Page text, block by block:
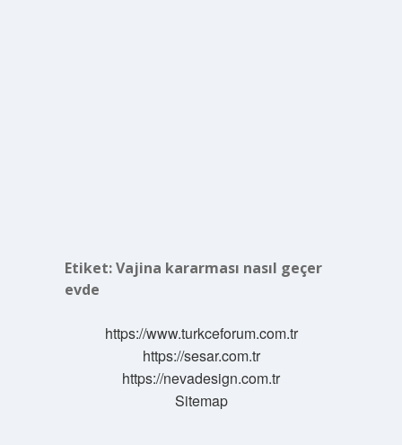
Etiket:Vajina kararması nasıl geçer
evde
https://www.turkceforum.com.tr
https://sesar.com.tr
https://nevadesign.com.tr
Sitemap